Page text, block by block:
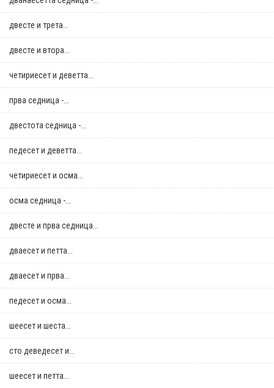
двестe и трета...
двестe и втора...
четириесет и деветта...
прва седница -...
двестота седница -...
педесет и деветта...
четириесет и осма...
осма седница -...
двестe и прва седница...
дваесет и петта...
дваесет и прва...
педесет и осма...
шеесет и шеста...
сто деведесет и...
шеесет и петта...